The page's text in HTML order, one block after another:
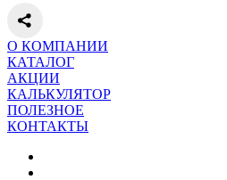
О КОМПАНИИ
КАТАЛОГ
АКЦИИ
КАЛЬКУЛЯТОР
ПОЛЕЗНОЕ
КОНТАКТЫ